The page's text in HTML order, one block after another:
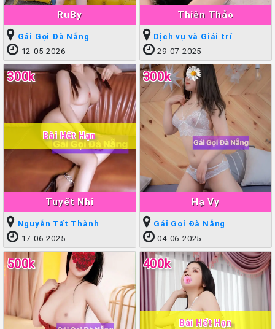
RuBy
Gái Gọi Đà Nẵng
12-05-2026
Thiên Thảo
Dịch vụ và Giải trí
29-07-2025
Tuyết Nhi
300k
Bài Hết Hạn
Nguyễn Tất Thành
17-06-2025
Hạ Vy
300k
Gái Gọi Đà Nẵng
04-06-2025
500k 400k
Bài Hết Hạn